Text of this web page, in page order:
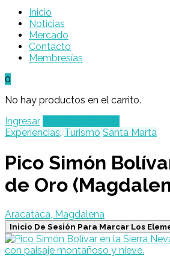
Inicio
Noticias
Mercado
Contacto
Membresías
0
No hay productos en el carrito.
Ingresar
Experiencias, Turismo Santa Marta
Pico Simón
de Oro
Aracataca, Magdalena
Inicio De Sesión Para Marcar Los